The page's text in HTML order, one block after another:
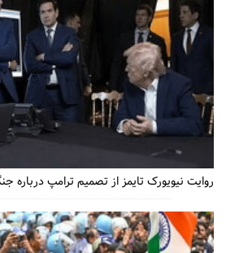
روایت نیویورک تایمز از تصمیم ترامپ درباره